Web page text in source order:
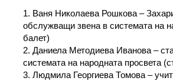
1. Ваня Николаева Рошкова –
обслужващи звена в системата на
балет)
2. Даниела Методиева Иванова –
системата на народната просвета
3. Людмила Георгиева Томова –